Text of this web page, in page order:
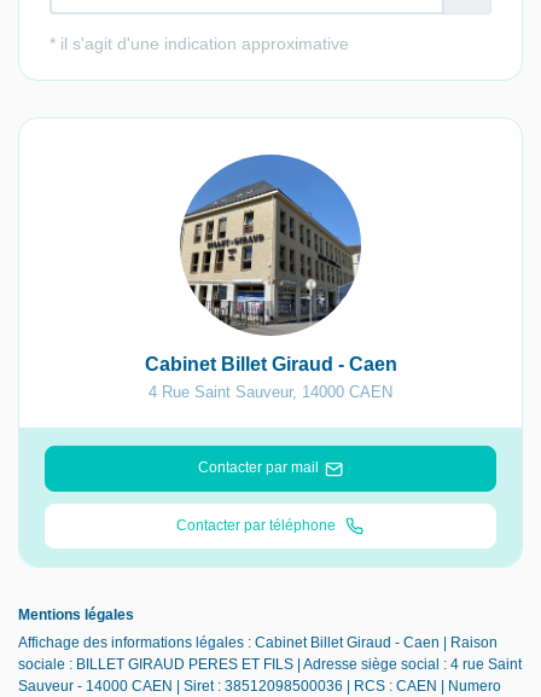
Cabinet Billet Giraud - Caen
4 Rue Saint Sauveur, 14000 CAEN
Contacter par mail
Contacter par téléphone
Mentions légales
Affichage des informations légales : Cabinet Billet Giraud - Caen | Raison
sociale : BILLET GIRAUD PERES ET FILS | Adresse siège social : 4 rue Saint
Sauveur - 14000 CAEN | Siret : 38512098500036 | RCS : CAEN | Numero